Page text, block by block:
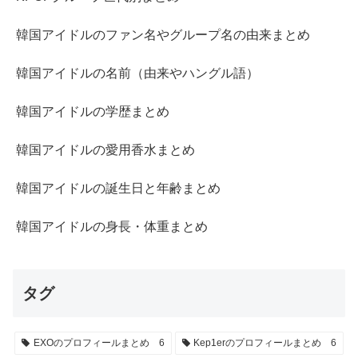
韓国アイドルのファン名やグループ名の由来まとめ
韓国アイドルの名前（由来やハングル語）
韓国アイドルの学歴まとめ
韓国アイドルの愛用香水まとめ
韓国アイドルの誕生日と年齢まとめ
韓国アイドルの身長・体重まとめ
タグ
EXOのプロフィールまとめ 6 Kep1erのプロフィールまとめ 6